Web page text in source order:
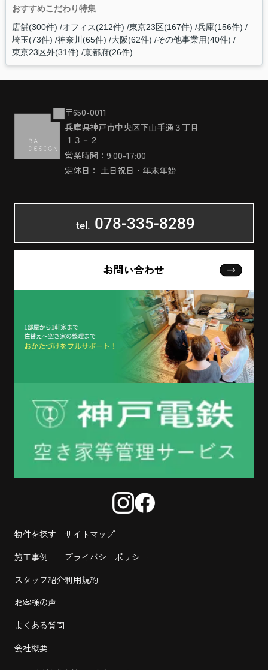
おすすめこだわり特集
店舗(300件) オフィス(212件) 東京23区(167件) 兵庫(156件)
埼玉(73件) 神奈川(65件) 大阪(62件) その他事業用(40件)
東京23区外(31件) 京都府(26件)
〒650-0011
兵庫県神戸市中央区下山手通３丁目
１３－２
営業時間：9:00-17:00
定休日： 土日祝日・年末年始
tel. 078-335-8289
お問い合わせ
物件を探す
施工事例
スタッフ紹介
お客様の声
よくある質問
会社概要
サイトマップ
プライバシーポリシー
利用規約